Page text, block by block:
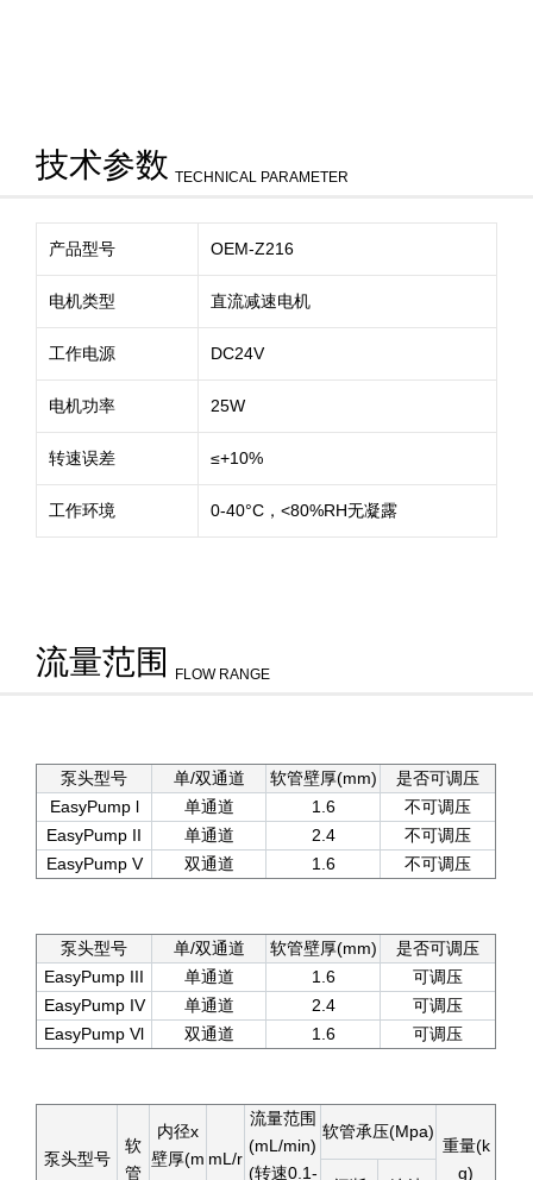
技术参数 TECHNICAL PARAMETER
产品型号 OEM-Z216
电机类型 直流减速电机
工作电源 DC24V
电机功率 25W
转速误差 ≤+10%
工作环境 0-40°C，<80%RH无凝露
流量范围 FLOW RANGE
泵头型号 单/双通道 软管壁厚(mm)
是否可调压
EasyPump l
单通道 1.6
不可调压
EasyPump II
单通道 2.4
不可调压
EasyPump V
双通道 1.6 不可调压
泵头型号 单/双通道 软管壁厚(mm)
是否可调压
EasyPump III
单通道 1.6
可调压
EasyPump IV
单通道 2.4
可调压
EasyPump Vl
双通道 1.6 可调压
泵头型号
软
管
内径x
壁厚(m mL/r
流量范围
(mL/min)
(转速0.1-
软管承压(Mpa)
重量(k
g)